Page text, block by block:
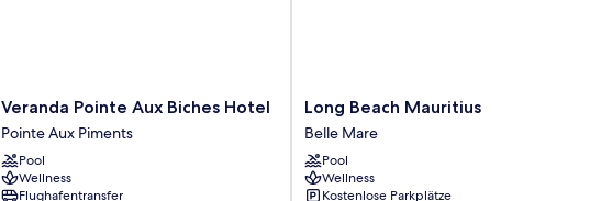
Veranda
Pointe
Aux
Biches
Hotel
Veranda Pointe Aux Biches Hotel
Pointe Aux Piments
Pool
Wellness
Flughafentransfer
Long
Beach
Mauritius
Belle
Mare
Long Beach Mauritius
Belle Mare
Pool
Wellness
Kostenlose Parkplätze